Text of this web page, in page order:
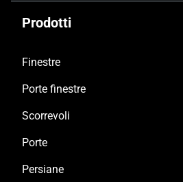
Prodotti
Finestre
Porte finestre
Scorrevoli
Porte
Persiane